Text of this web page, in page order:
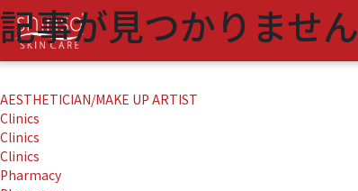
記事が見つかりません
該当する記事がありませんでした。
検
索:
AESTHETICIAN/MAKE UP ARTIST
Clinics
Clinics
Clinics
Pharmacy